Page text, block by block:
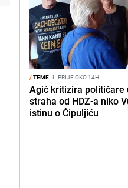
/TEME I PRIJE OKO 14H
Agić kritizira političare
straha od HDZ-a niko
istinu o Čipuljiću